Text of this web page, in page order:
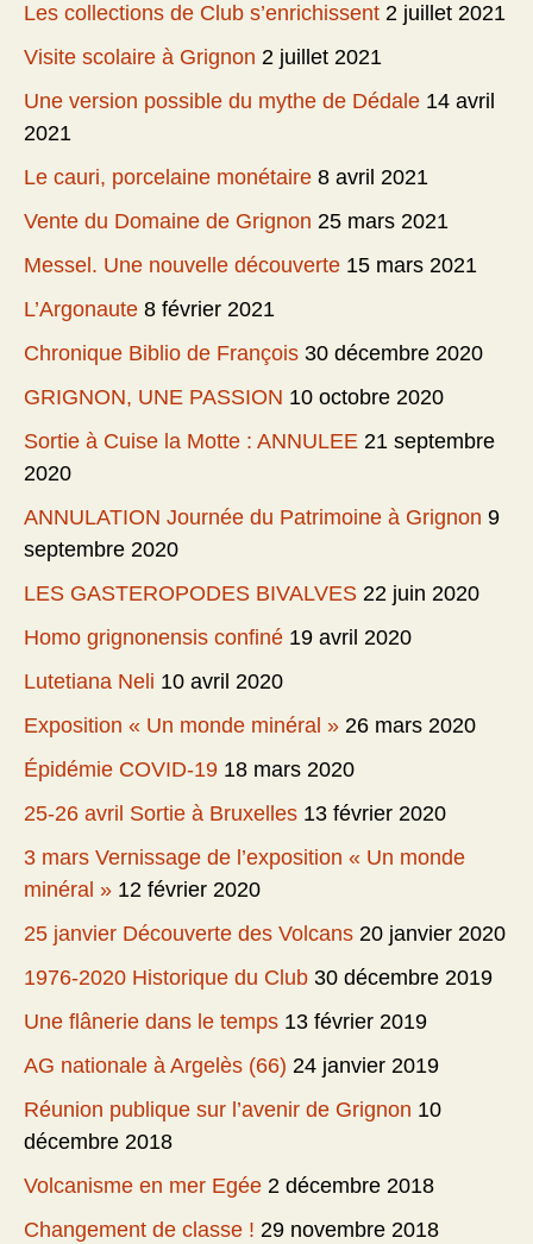
Les collections de Club s’enrichissent 2 juillet 2021
Visite scolaire à Grignon 2 juillet 2021
Une version possible du mythe de Dédale 14 avril
2021
Le cauri, porcelaine monétaire 8 avril 2021
Vente du Domaine de Grignon 25 mars 2021
Messel. Une nouvelle découverte 15 mars 2021
L’Argonaute 8 février 2021
Chronique Biblio de François 30 décembre 2020
GRIGNON, UNE PASSION 10 octobre 2020
Sortie à Cuise la Motte : ANNULEE 21 septembre
2020
ANNULATION Journée du Patrimoine à Grignon 9
septembre 2020
LES GASTEROPODES BIVALVES 22 juin 2020
Homo grignonensis confiné 19 avril 2020
Lutetiana Neli 10 avril 2020
Exposition « Un monde minéral » 26 mars 2020
Épidémie COVID-19 18 mars 2020
25-26 avril Sortie à Bruxelles 13 février 2020
3 mars Vernissage de l’exposition « Un monde
minéral » 12 février 2020
25 janvier Découverte des Volcans 20 janvier 2020
1976-2020 Historique du Club 30 décembre 2019
Une flânerie dans le temps 13 février 2019
AG nationale à Argelès (66) 24 janvier 2019
Réunion publique sur l’avenir de Grignon 10
décembre 2018
Volcanisme en mer Egée 2 décembre 2018
Changement de classe ! 29 novembre 2018